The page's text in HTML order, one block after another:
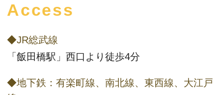
Access
◆JR総武線
「飯田橋駅」西口より徒歩4分
◆地下鉄：有楽町線、南北線、東西線、大江戸